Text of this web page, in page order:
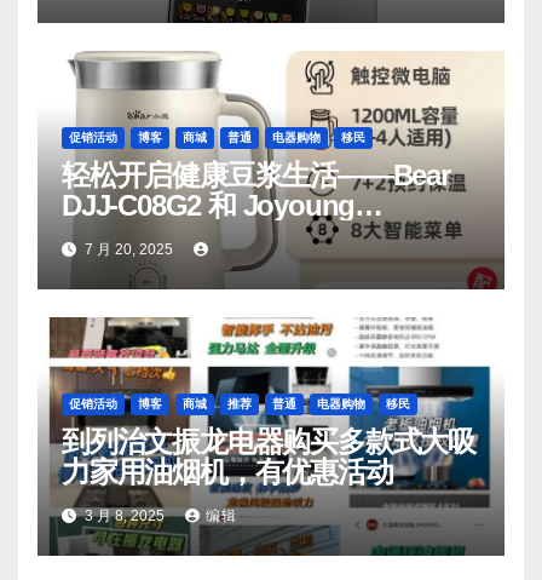
促销活动 博客 商城 普通 电器购物 移民
轻松开启健康豆浆生活——Bear
DJJ‑C08G2 和 Joyoung
DJ06M‑D53，你值得拥有
7 月 20, 2025
促销活动 博客 商城 推荐 普通 电器购物 移民
到列治文振龙电器购买多款式大吸
力家用油烟机，有优惠活动
3 月 8, 2025 编辑